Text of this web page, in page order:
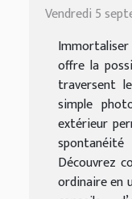
Vendredi 5
offre la
traversent
simple
extérieur
Découvrez
ordinaire en